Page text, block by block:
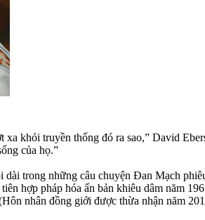
khỏi truyền thống đó ra sao,” David
của họ.”
trong những câu chuyện Đan Mạch
hợp pháp hóa ấn bản khiêu dâm năm
nhân đồng giới được thừa nhận năm